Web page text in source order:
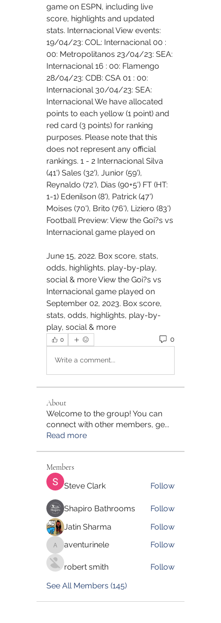
game on ESPN, including live
score, highlights and updated
stats. Internacional View events:
19/04/23: COL: Internacional 00 :
00: Metropolitanos 23/04/23: SEA:
Internacional 16 : 00: Flamengo
28/04/23: CDB: CSA 01 : 00:
Internacional 30/04/23: SEA:
Internacional We have allocated
points to each yellow (1 point) and
red card (3 points) for ranking
purposes. Please note that this
does not represent any official
rankings. 1 - 2 Internacional Silva
(41') Sales (32'), Junior (59'),
Reynaldo (72'), Dias (90+5') FT (HT:
1-1) Edenilson (8'), Patrick (47')
Moises (70'), Brito (76'), Liziero (83')
Football Preview: View the Goi?s vs
Internacional game played on
June 15, 2022. Box score, stats,
odds, highlights, play-by-play,
social & more View the Goi?s vs
Internacional game played on
September 02, 2023. Box score,
stats, odds, highlights, play-by-
play, social & more
0 0
Write a comment...
About
Welcome to the group! You can
connect with other members, ge...
Read more
Members
Steve Clark Follow
Shapiro Bathrooms
Follow
Jatin Sharma
Follow
aventurinele
aventurinele Follow
robert smith
Follow
See All Members (145)